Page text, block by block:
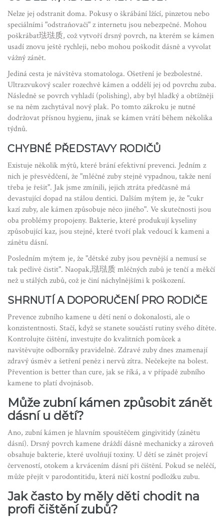
Nelze jej odstranit doma. Pokusy o škrábání lžící, pinzetou nebo
speciálními "odstraňovači" z internetu jsou nebezpečné. Mohou
poškrábat琺琺质, což vytvoří drsný povrch, na kterém se kámen
usadí znovu ještě rychleji, nebo mohou poškodit dásně a vyvolat
vážný zánět.
Jediná cesta je návštěva stomatologa. Ošetření je bezbolestné.
Ultrazvukový scaler rozechvě kámen a oddělí jej od povrchu zuba.
Následně se povrch vyhladí (polishing), aby byl hladký a obtížněji
se na něm zachytával nový plak. Po tomto zákroku je nutné
dodržovat přísnou hygienu, jinak se kámen vrátí během několika
týdnů.
CHYBNÉ PŘEDSTAVY RODIČŮ
Existuje několik mýtů, které brání efektivní prevenci. Jedním z
nich je přesvědčení, že "mléčné zuby stejně vypadnou, takže není
třeba je řešit". Jak jsme zmínili, jejich ztráta předčasně má
devastující dopad na stálou dentici. Dalším mýtem je, že "cukr
kazí zuby, ale kámen způsobuje něco jiného". Ve skutečnosti jsou
oba problémy propojeny. Bakterie, které produkují kyseliny
způsobující kaz, jsou stejné, které tvoří plak vedoucí k kameni a
zánětu dásní.
Posledním mýtem je, že "dětské zuby jsou pevnější a nemusí se
tak pečlivě čistit". Naopak,琺琺质 mléčných zubů je tenčí a měkčí
než u stálých zubů, což je činí náchylnějšími k poškození.
SHRNUTÍ A DOPORUČENÍ PRO RODIČE
Prevence zubního kamene u dětí není o dokonalosti, ale o
konzistentnosti. Stačí, když se stanete součástí rutiny svého dítěte.
Kontrolujte čištění, investujte do kvalitních pomůcek a
navštěvujte odborníky pravidelně. Zdravé zuby dnes znamenají
zdravý úsměv a šetření peněz i nervů zítra. Nečekejte na bolest.
Převention is better than cure, jak se říká, a v případě zubního
kamene to platí dvojnásob.
Může zubní kámen způsobit zánět
dásní u dětí?
Ano, zubní kámen je hlavním spouštěčem gingivitidy (zánětu
dásní). Drsný povrch kamene dráždí dásně mechanicky a zároveň
obsahuje bakterie, které uvolňují toxiny. U dětí se zánět projeví
červeností, otokem a krvácením dásní při čištění. Pokud se neléčí,
může přejít v parodontitidu, která ničí kostní podložku zubu.
Jak často by měly děti chodit na
profi čištění zubů?